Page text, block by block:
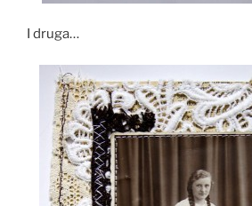
I druga…